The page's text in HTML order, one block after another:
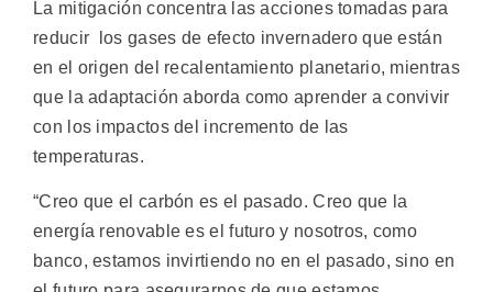
La mitigación concentra las acciones tomadas para
reducir los gases de efecto invernadero que están
en el origen del recalentamiento planetario, mientras
que la adaptación aborda como aprender a convivir
con los impactos del incremento de las
temperaturas.
“Creo que el carbón es el pasado. Creo que la
energía renovable es el futuro y nosotros, como
banco, estamos invirtiendo no en el pasado, sino en